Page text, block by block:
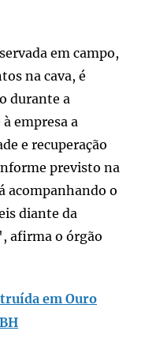
em campo,
na cava, é
durante a
empresa a
e recuperação
previsto na
acompanhando o
diante da
afirma o órgão
em Ouro